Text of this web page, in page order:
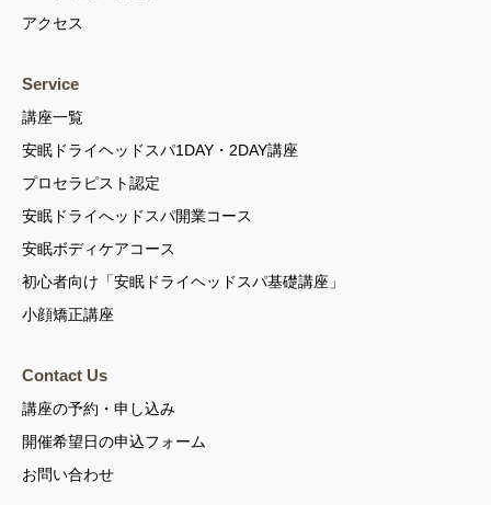
アクセス
Service
講座一覧
安眠ドライヘッドスパ1DAY・2DAY講座
プロセラピスト認定
安眠ドライへッドスパ開業コース
安眠ボディケアコース
初心者向け「安眠ドライヘッドスパ基礎講座」
小顔矯正講座
Contact Us
講座の予約・申し込み
開催希望日の申込フォーム
お問い合わせ